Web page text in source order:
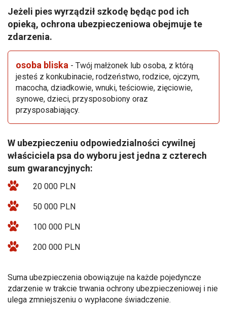
Jeżeli pies wyrządził szkodę będąc pod ich
opieką, ochrona ubezpieczeniowa obejmuje te
zdarzenia.
osoba bliska - Twój małżonek lub osoba, z którą
jesteś z konkubinacie, rodzeństwo, rodzice, ojczym,
macocha, dziadkowie, wnuki, teściowie, zięciowie,
synowe, dzieci, przysposobiony oraz
przysposabiający.
W ubezpieczeniu odpowiedzialności cywilnej
właściciela psa do wyboru jest jedna z czterech
sum gwarancyjnych:
20 000 PLN
50 000 PLN
100 000 PLN
200 000 PLN
Suma ubezpieczenia obowiązuje na każde pojedyncze
zdarzenie w trakcie trwania ochrony ubezpieczeniowej i nie
ulega zmniejszeniu o wypłacone świadczenie.